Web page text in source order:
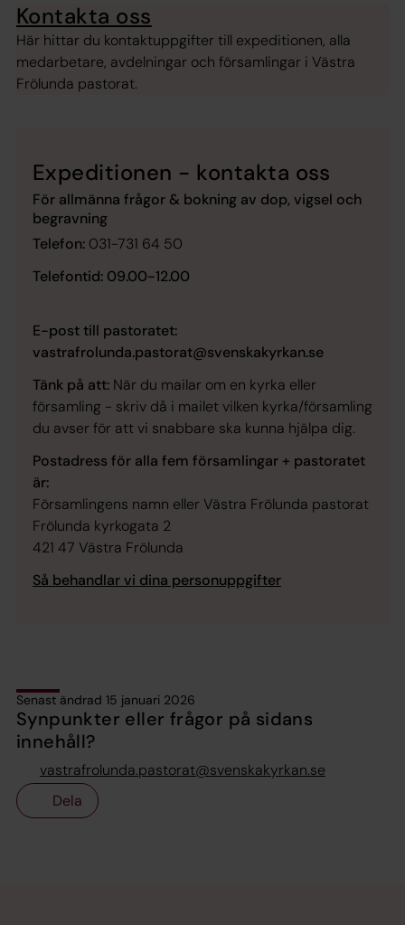
Kontakta oss
Här hittar du kontaktuppgifter till expeditionen, alla
medarbetare, avdelningar och församlingar i Västra
Frölunda pastorat.
Expeditionen - kontakta oss
För allmänna frågor & bokning av dop, vigsel och
begravning
Telefon: 031-731 64 50
Telefontid: 09.00-12.00
E-post till pastoratet:
vastrafrolunda.pastorat@svenskakyrkan.se
Tänk på att: När du mailar om en kyrka eller
församling - skriv då i mailet vilken kyrka/församling
du avser för att vi snabbare ska kunna hjälpa dig.
Postadress för alla fem församlingar + pastoratet
är:
Församlingens namn eller Västra Frölunda pastorat
Frölunda kyrkogata 2
421 47 Västra Frölunda
Så behandlar vi dina personuppgifter
Senast ändrad 15 januari 2026
Synpunkter eller frågor på sidans
innehåll?
vastrafrolunda.pastorat@svenskakyrkan.se
Dela